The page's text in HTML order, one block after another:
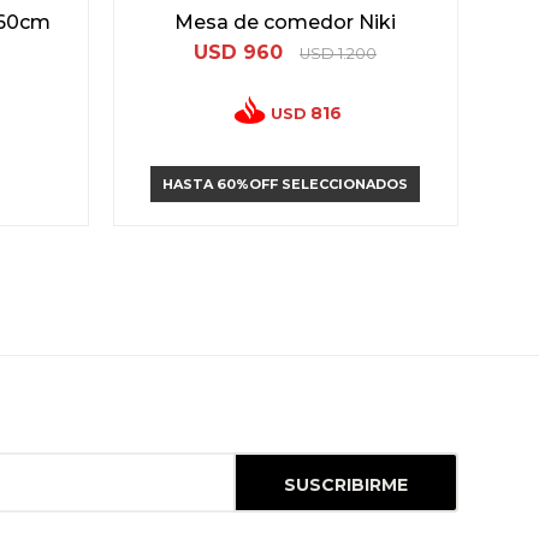
Mesa de comedor Niki
USD 960 USD 1.200
USD 816
HASTA 60%OFF SELECCIONADOS
SUSCRIBIRME